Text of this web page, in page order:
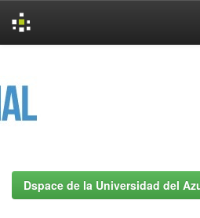
Dspace de la Universidad del